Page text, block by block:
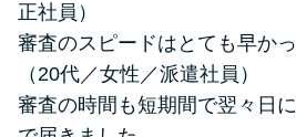
正社員）
審査のスピードはとても早か
（20代／女性／派遣社員）
審査の時間も短期間で翌々日